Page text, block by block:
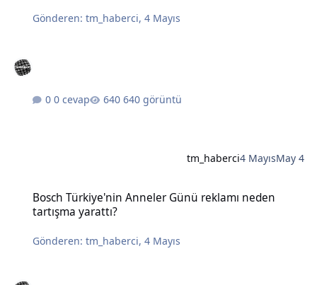
Gönderen:tm_haberci,4 Mayıs
0 cevap 640 görüntü
tm_haberci4 MayısMay 4
Bosch Türkiye'nin Anneler Günü reklamı neden
tartışma yarattı?
Gönderen:tm_haberci,4 Mayıs